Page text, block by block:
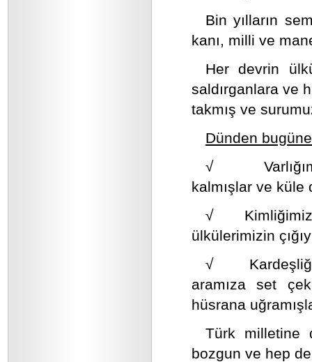
Bin yılların
kanı, milli ve
Her devrin
saldırganlara ve
takmış ve
Dünden
√
kalmışlar ve küle
√ Kimliğimize
ülkülerimizin
√
aramıza set
hüsrana
Türk milletine
bozgun ve hep